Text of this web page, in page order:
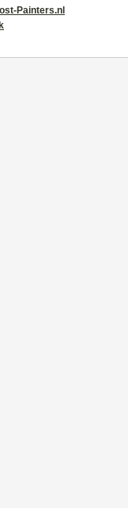
Painters.nl